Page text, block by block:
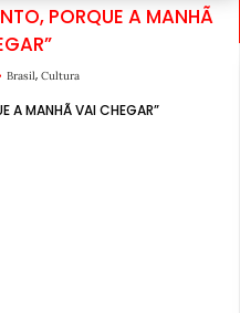
PORQUE A MANHÃ
Brasil, Cultura
A MANHÃ VAI CHEGAR”